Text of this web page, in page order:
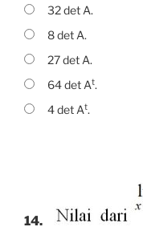
32 det A.
8 det A.
27 det A.
64 det At.
4 det At.
14.